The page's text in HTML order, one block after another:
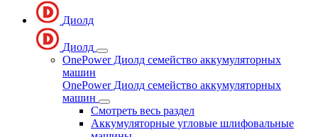
Диолд
Диолд
OnePower Диолд семейство аккумуляторных
машин
OnePower Диолд семейство аккумуляторных
машин
Смотреть весь раздел
Аккумуляторные угловые шлифовальные